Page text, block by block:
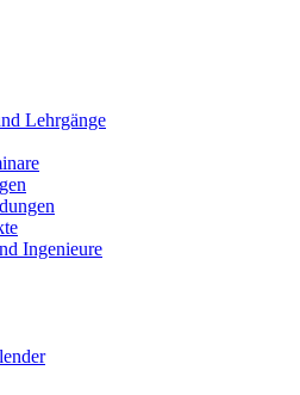
Lehrgänge
Ingenieure